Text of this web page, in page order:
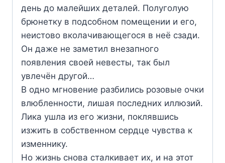
день до малейших деталей. Полуголую
брюнетку в подсобном помещении и его,
неистово вколачивающегося в неё сзади.
Он даже не заметил внезапного
появления своей невесты, так был
увлечён другой…
В одно мгновение разбились розовые очки
влюбленности, лишая последних иллюзий.
Лика ушла из его жизни, поклявшись
изжить в собственном сердце чувства к
изменнику.
Но жизнь снова сталкивает их, и на этот